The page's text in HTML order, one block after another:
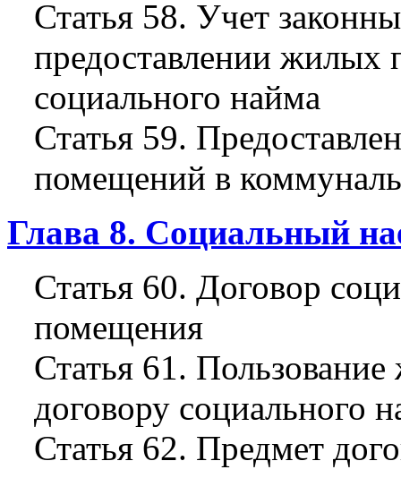
Статья 58. Учет
предоставлении
социального найма
Статья 59.
помещений в
Глава 8. Социальный
Статья 60. Договор
помещения
Статья 61.
договору социального
Статья 62. Предмет